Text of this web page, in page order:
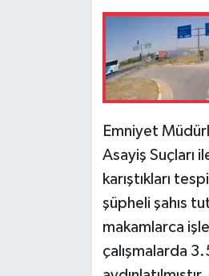
Emniyet
Asayiş Suçları
karıştıkları
şüpheli şahıs
makamlarca
çalışmalarda